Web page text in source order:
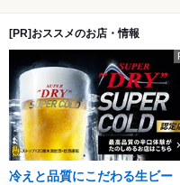
[PR]おススメのお店・情報
冷えと品質にこだわる生ビー